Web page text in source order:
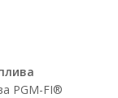
PGM-FI®